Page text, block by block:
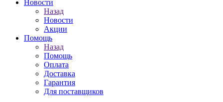
Новости
Назад
Новости
Акции
Помощь
Назад
Помощь
Оплата
Доставка
Гарантия
Для поставщиков